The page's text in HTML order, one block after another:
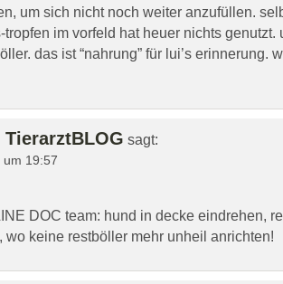
um sich nicht noch weiter anzufüllen.
tropfen im vorfeld hat heuer nichts genutzt.
das ist “nahrung” für lui’s erinnerung.
sagt:
um 19:57
DOC team: hund in decke eindrehen,
wo keine restböller mehr unheil anrichten!